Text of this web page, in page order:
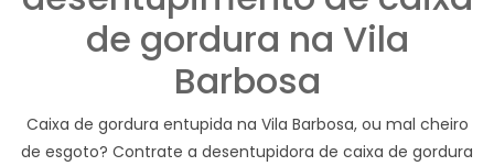
de gordura na Vila
Barbosa
Caixa de gordura entupida na Vila Barbosa, ou mal cheiro
de esgoto? Contrate a desentupidora de caixa de gordura